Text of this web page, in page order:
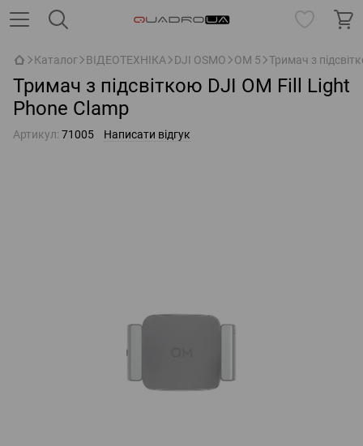
Каталог ВІДЕОТЕХНІКА DJI OSMO OM 5 Тримач з
Тримач з підсвіткою DJI OM Fill Light
Phone Clamp
Артикул: 71005 Написати відгук